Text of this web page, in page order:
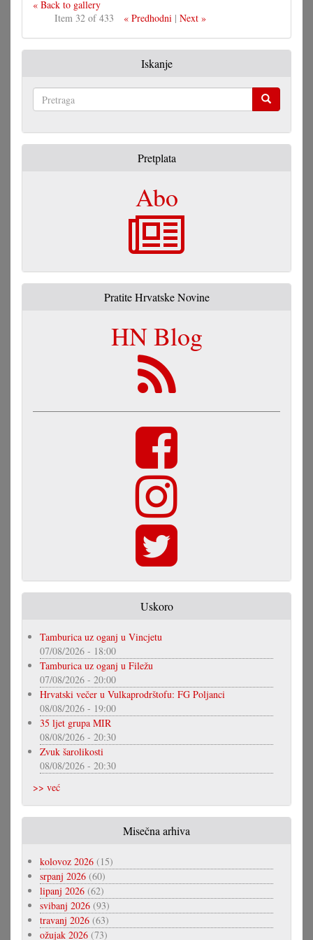
« Back to gallery
Item 32 of 433
« Predhodni| Next »
Iskanje
Pretplata
Abo
Pratite Hrvatske Novine
HN Blog
Uskoro
Tamburica uz oganj u Vincjetu
07/08/2026 - 18:00
Tamburica uz oganj u Filežu
07/08/2026 - 20:00
Hrvatski večer u Vulkaprodrštofu: FG Poljanci
08/08/2026 - 19:00
35 ljet grupa MIR
08/08/2026 - 20:30
Zvuk šarolikosti
08/08/2026 - 20:30
>> već
Misečna arhiva
kolovoz 2026 (15)
srpanj 2026 (60)
lipanj 2026 (62)
svibanj 2026 (93)
travanj 2026 (63)
ožujak 2026 (73)